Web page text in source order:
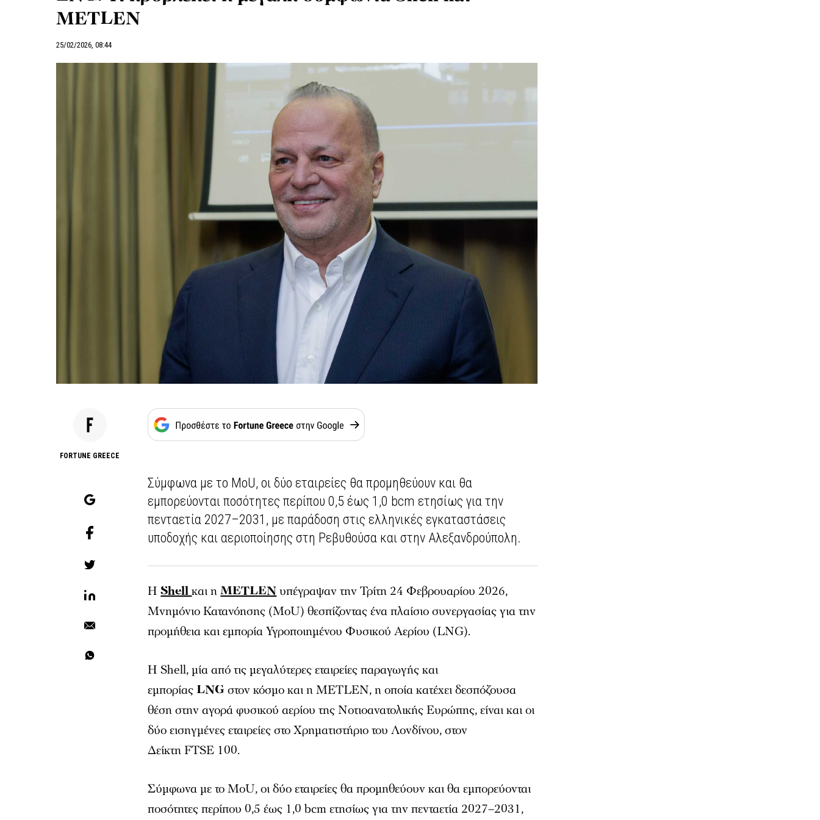
METLEN
25/02/2026, 08:44
FORTUNE GREECE
Σύμφωνα με το MoU, οι δύο εταιρείες θα προμηθεύουν και θα
εμπορεύονται ποσότητες περίπου 0,5 έως 1,0 bcm ετησίως για την
πενταετία 2027–2031, με παράδοση στις ελληνικές εγκαταστάσεις
υποδοχής και αεριοποίησης στη Ρεβυθούσα και στην Αλεξανδρούπολη.
ΗShellκαι ηMETLEN υπέγραψαν την Τρίτη 24 Φεβρουαρίου 2026,
Μνημόνιο Κατανόησης (MoU) θεσπίζοντας ένα πλαίσιο συνεργασίας για την
προμήθεια και εμπορία Υγροποιημένου Φυσικού Αερίου (LNG).
Η Shell, μία από τις μεγαλύτερες εταιρείες παραγωγής και
εμπορίας LNGστον κόσμο και η METLEN, η οποία κατέχει δεσπόζουσα
θέση στην αγορά φυσικού αερίου της Νοτιοανατολικής Ευρώπης, είναι και οι
δύο εισηγμένες εταιρείες στο Χρηματιστήριο του Λονδίνου, στον
Δείκτη FTSE 100.
Σύμφωνα με το MoU, οι δύο εταιρείες θα προμηθεύουν και θα εμπορεύονται
ποσότητες περίπου 0,5 έως 1,0 bcm ετησίως για την πενταετία 2027–2031,